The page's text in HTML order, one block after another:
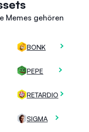
Memes gehören
BONK
PEPE
RETARDIO
SIGMA